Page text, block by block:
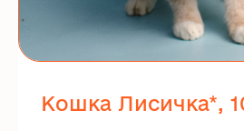
Кошка Лисичка*,